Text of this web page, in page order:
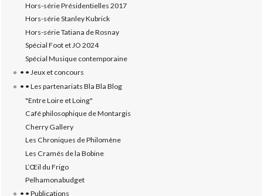
Hors-série Présidentielles 2017
Hors-série Stanley Kubrick
Hors-série Tatiana de Rosnay
Spécial Foot et JO 2024
Spécial Musique contemporaine
• • Jeux et concours
• • Les partenariats Bla Bla Blog
"Entre Loire et Loing"
Café philosophique de Montargis
Cherry Gallery
Les Chroniques de Philomène
Les Cramés de la Bobine
L’‎Œil du Frigo
Pelhamonabudget
• • Publications